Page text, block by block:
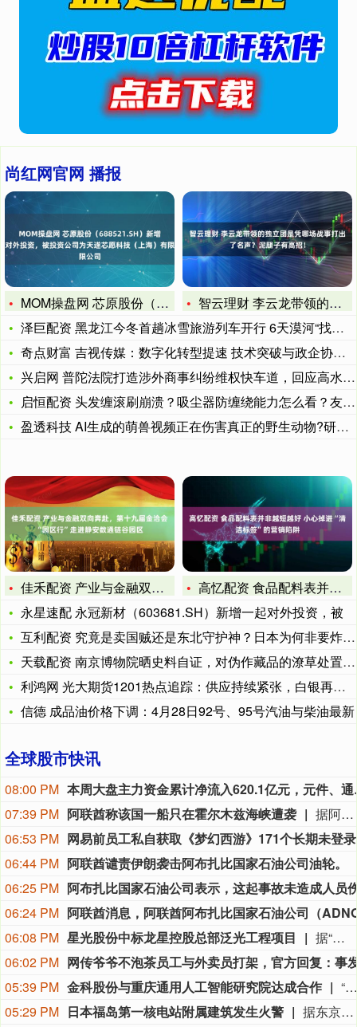
尚红网官网 播报
MOM操盘网 芯原股份（688521.SH）新增一起对外投资
智云理财 李云龙带领的独立团是凭哪场战事打出了名声？泥腿子有
泽巨配资 黑龙江今冬首趟冰雪旅游列车开行 6天漠河“找北”之
奇点财富 吉视传媒：数字化转型提速 技术突破与政企协同驱动成
兴启网 普陀法院打造涉外商事纠纷维权快车道，回应高水平对外开
启恒配资 头发缠滚刷崩溃？吸尘器防缠绕能力怎么看？友望教你选
盈透科技 AI生成的萌兽视频正在伤害真正的野生动物?研究披露
佳禾配资 产业与金融双向奔赴，第十九届金洽会“园区行”走进静
高忆配资 食品配料表并非越短越好 小心掉进“清洁标签”的营销
永星速配 永冠新材（603681.SH）新增一起对外投资，被
互利配资 究竟是卖国贼还是东北守护神？日本为何非要炸死张作霖
天载配资 南京博物院晒史料自证，对伪作藏品的潦草处置后患无穷
利鸿网 光大期货1201热点追踪：供应持续紧张，白银再创历史
信德 成品油价格下调：4月28日92号、95号汽油与柴油最新
全球股市快讯
08:00 PM
本周大盘主力
07:39 PM 阿联酋称该国一船只在霍尔木兹海峡遭袭
据阿联酋通讯社8月8日报道，阿布扎比国家石油公司证实，该公司一艘船只当天凌晨在通过霍尔木兹海峡时遭导弹袭击。阿布扎比国家石油公司说，袭击未造成人员受伤，目前局面可控。该公司并未提供遭袭船只具体类型、导弹来源以及船只受损情况等更多细节。（新华社）
06:53 PM
06:44 PM 阿联酋谴责伊朗袭击阿布扎比国家石油公司油轮。
06:25 PM
06:24 PM
06:08 PM 星光股份中标龙星控股总部泛光工程项目
据“星光股份”公众号消息，近日，星光股份成功中标龙星控股总部泛光工程项目。
06:02 PM
05:39 PM 金科股份与重庆通用人工智能研究院达成合作
“金科股份”公众号消息，2026年8月，金科地产集团股份有限公司（简称“金科股份”）与重庆通用人工智能研究院在重庆正式签署全方位合作协议。双方将依托通用人工智能前沿技术，落地不动产全场景智慧解决方案，合力打造重庆“人工智能+不动产”产业标杆项目。
05:29 PM 日本福岛第一核电站附属建筑发生火警 据东京电力公司消息，当地时间8日15时35分左右，日本福岛第一核电站5号、6号机组服务建筑3、4层的火灾报警器发生启动。东京电力公司于当天16时01分向双叶消防本部报警。随后，消防部门赶赴现场确认，但未发现明火或冒烟。事件对核电站厂区设备没有造成影响，监测点以及厂区边界的尘埃监测仪等所测得的放射线量也未发现异常。（央视新闻）